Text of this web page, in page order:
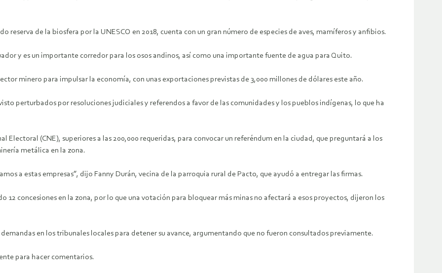
reserva de la biosfera por la UNESCO en 2018, cuenta con un gran número de especies de aves, mamíferos y anfibios.
y es un importante corredor para los osos andinos, así como una importante fuente de agua para Quito.
minero para impulsar la economía, con unas exportaciones previstas de 3,000 millones de dólares este año.
perturbados por resoluciones judiciales y referendos a favor de las comunidades y los pueblos indígenas, lo que ha
Electoral (CNE), superiores a las 200,000 requeridas, para convocar un referéndum en la ciudad, que preguntará a los
metálica en la zona.
a estas empresas”, dijo Fanny Durán, vecina de la parroquia rural de Pacto, que ayudó a entregar las firmas.
12 concesiones en la zona, por lo que una votación para bloquear más minas no afectará a esos proyectos, dijeron los
en los tribunales locales para detener su avance, argumentando que no fueron consultados previamente.
para hacer comentarios.